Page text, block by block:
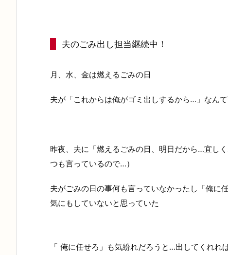
夫のごみ出し担当継続中！
月、水、金は燃えるごみの日
夫が「これからは俺がゴミ出しするから…」なん
昨夜、夫に「燃えるごみの日、明日だから…宜し
つも言っているので…）
夫がごみの日の事何も言っていなかったし「俺に
気にもしていないと思っていた
「 俺に任せろ」も気紛れだろうと…出してくれれ